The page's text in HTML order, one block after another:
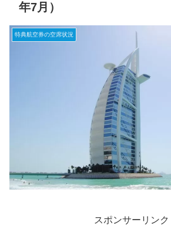
年7月）
特典航空券の空席状況
スポンサーリンク